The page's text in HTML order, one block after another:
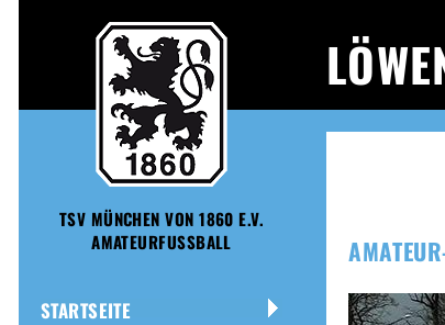
TSV MÜNCHEN VON 1860 E.V.
AMATEURFUSSBALL
STARTSEITE